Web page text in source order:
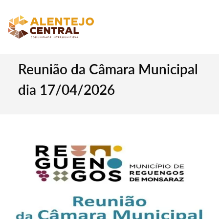
Reunião da Câmara Municipal
dia 17/04/2026